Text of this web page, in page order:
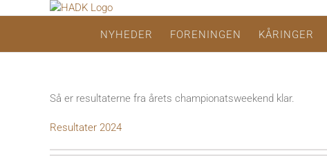
NYHEDER FORENINGEN KÅRINGER
Så er resultaterne fra årets championatsweekend klar.
Resultater 2024